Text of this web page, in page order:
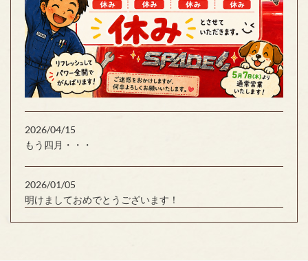
2026/04/15
もう四月・・・
2026/01/05
明けましておめでとうございます！